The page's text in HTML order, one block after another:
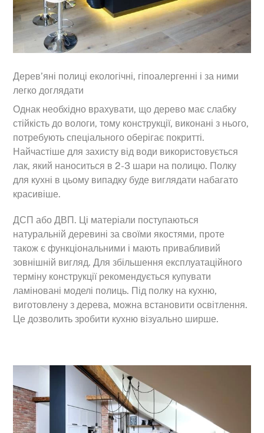
Дерев’яні полиці екологічні, гіпоалергенні і за ними
легко доглядати
Однак необхідно врахувати, що дерево має слабку
стійкість до вологи, тому конструкції, виконані з нього,
потребують спеціального оберігає покритті.
Найчастіше для захисту від води використовується
лак, який наноситься в 2-3 шари на полицю. Полку
для кухні в цьому випадку буде виглядати набагато
красивіше.
ДСП або ДВП. Ці матеріали поступаються
натуральній деревині за своїми якостями, проте
також є функціональними і мають привабливий
зовнішній вигляд. Для збільшення експлуатаційного
терміну конструкції рекомендується купувати
ламіновані моделі полиць. Під полку на кухню,
виготовлену з дерева, можна встановити освітлення.
Це дозволить зробити кухню візуально ширше.